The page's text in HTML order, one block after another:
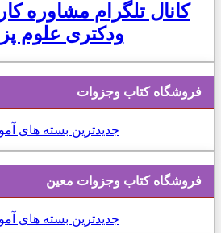
کانال تلگرام مشاوره
ودکتری علوم
فروشگاه کتاب وجزوات
جدیدترین بسته های
فروشگاه کتاب وجزوات معین
جدیدترین بسته های